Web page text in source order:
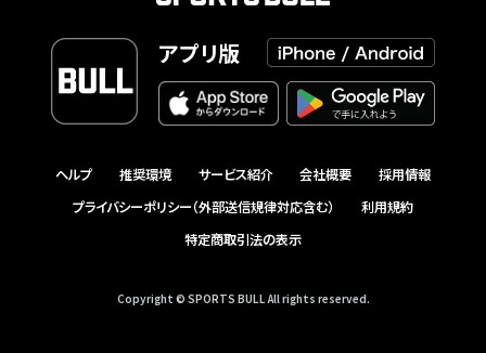
アプリ版
ヘルプ 推奨環境 サービス紹介 会社概要
採用情報
プライバシーポリシー（外部送信規律対応含む）
利用規約
特定商取引法の表示
Copyright © SPORTS BULL All rights reserved.